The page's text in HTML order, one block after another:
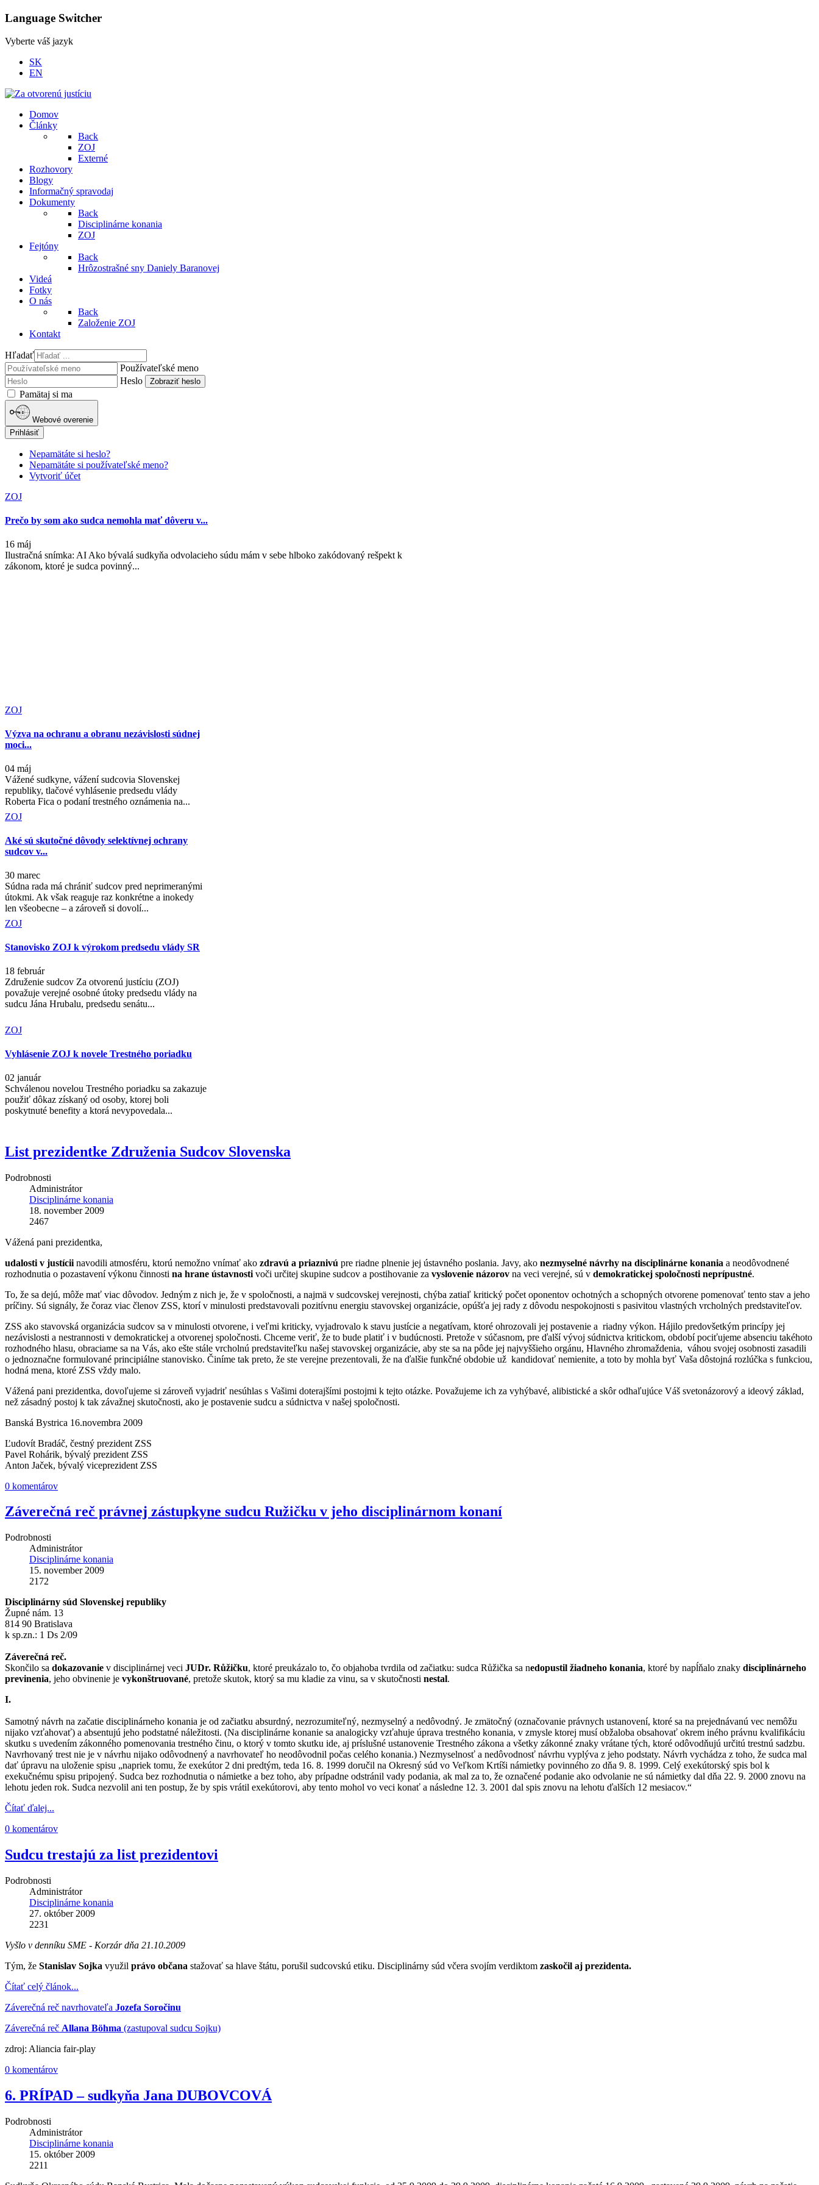
Language Switcher
Vyberte váš jazyk
SK
EN
Domov
Články
Back
ZOJ
Externé
Rozhovory
Blogy
Informačný spravodaj
Dokumenty
Back
Disciplinárne konania
ZOJ
Fejtóny
Back
Hrôzostrašné sny Daniely Baranovej
Videá
Fotky
O nás
Back
Založenie ZOJ
Kontakt
Hľadať
Používateľské meno
Heslo
Zobraziť heslo
Pamätaj si ma
Webové overenie
Prihlásiť
Nepamätáte si heslo?
Nepamätáte si používateľské meno?
Vytvoriť účet
ZOJ
Prečo by som ako sudca nemohla mať dôveru v...
16 máj
Ilustračná snímka: AI Ako bývalá sudkyňa odvolacieho súdu mám v sebe hlboko zakódovaný rešpekt k
zákonom, ktoré je sudca povinný...
ZOJ
Výzva na ochranu a obranu nezávislosti súdnej
moci...
04 máj
Vážené sudkyne, vážení sudcovia Slovenskej
republiky, tlačové vyhlásenie predsedu vlády
Roberta Fica o podaní trestného oznámenia na...
ZOJ
Aké sú skutočné dôvody selektívnej ochrany
sudcov v...
30 marec
Súdna rada má chrániť sudcov pred neprimeranými
útokmi. Ak však reaguje raz konkrétne a inokedy
len všeobecne – a zároveň si dovolí...
ZOJ
Stanovisko ZOJ k výrokom predsedu vlády SR
18 február
Združenie sudcov Za otvorenú justíciu (ZOJ)
považuje verejné osobné útoky predsedu vlády na
sudcu Jána Hrubalu, predsedu senátu...
ZOJ
Vyhlásenie ZOJ k novele Trestného poriadku
02 január
Schválenou novelou Trestného poriadku sa zakazuje
použiť dôkaz získaný od osoby, ktorej boli
poskytnuté benefity a ktorá nevypovedala...
List prezidentke Združenia Sudcov Slovenska
Podrobnosti
Administrátor
Disciplinárne konania
18. november 2009
2467
Vážená pani prezidentka,
udalosti v justícii navodili atmosféru, ktorú nemožno vnímať ako zdravú a priaznivú pre riadne plnenie jej ústavného poslania. Javy, ako nezmyselné návrhy na disciplinárne konania a neodôvodnené
rozhodnutia o pozastavení výkonu činnosti na hrane ústavnosti voči určitej skupine sudcov a postihovanie za vyslovenie názorov na veci verejné, sú v demokratickej spoločnosti neprípustné.
To, že sa dejú, môže mať viac dôvodov. Jedným z nich je, že v spoločnosti, a najmä v sudcovskej verejnosti, chýba zatiaľ kritický počet oponentov ochotných a schopných otvorene pomenovať tento stav a jeho
príčiny. Sú signály, že čoraz viac členov ZSS, ktorí v minulosti predstavovali pozitívnu energiu stavovskej organizácie, opúšťa jej rady z dôvodu nespokojnosti s pasivitou vlastných vrcholných predstaviteľov.
ZSS ako stavovská organizácia sudcov sa v minulosti otvorene, i veľmi kriticky, vyjadrovalo k stavu justície a negatívam, ktoré ohrozovali jej postavenie a riadny výkon. Hájilo predovšetkým princípy jej
nezávislosti a nestrannosti v demokratickej a otvorenej spoločnosti. Chceme veriť, že to bude platiť i v budúcnosti. Pretože v súčasnom, pre ďalší vývoj súdnictva kritickom, období pociťujeme absenciu takéhoto
rozhodného hlasu, obraciame sa na Vás, ako ešte stále vrcholnú predstaviteľku našej stavovskej organizácie, aby ste sa na pôde jej najvyššieho orgánu, Hlavného zhromaždenia, váhou svojej osobnosti zasadili
o jednoznačne formulované principiálne stanovisko. Činíme tak preto, že ste verejne prezentovali, že na ďalšie funkčné obdobie už kandidovať nemienite, a toto by mohla byť Vaša dôstojná rozlúčka s funkciou,
hodná mena, ktoré ZSS vždy malo.
Vážená pani prezidentka, dovoľujeme si zároveň vyjadriť nesúhlas s Vašimi doterajšími postojmi k tejto otázke. Považujeme ich za vyhýbavé, alibistické a skôr odhaľujúce Váš svetonázorový a ideový základ,
než zásadný postoj k tak závažnej skutočnosti, ako je postavenie sudcu a súdnictva v našej spoločnosti.
Banská Bystrica 16.novembra 2009
Ľudovít Bradáč, čestný prezident ZSS
Pavel Rohárik, bývalý prezident ZSS
Anton Jaček, bývalý viceprezident ZSS
0 komentárov
Záverečná reč právnej zástupkyne sudcu Ružičku v jeho disciplinárnom konaní
Podrobnosti
Administrátor
Disciplinárne konania
15. november 2009
2172
Disciplinárny súd Slovenskej republiky
Župné nám. 13
814 90 Bratislava
k sp.zn.: 1 Ds 2/09
Záverečná reč.
Skončilo sa dokazovanie v disciplinárnej veci JUDr. Růžičku, ktoré preukázalo to, čo objahoba tvrdila od začiatku: sudca Růžička sa nedopustil žiadneho konania, ktoré by napĺňalo znaky disciplinárneho
previnenia, jeho obvinenie je vykonštruované, pretože skutok, ktorý sa mu kladie za vinu, sa v skutočnosti nestal.
I.
Samotný návrh na začatie disciplinárneho konania je od začiatku absurdný, nezrozumiteľný, nezmyselný a nedôvodný. Je zmätočný (označovanie právnych ustanovení, ktoré sa na prejednávanú vec nemôžu
nijako vzťahovať) a absentujú jeho podstatné náležitosti. (Na disciplinárne konanie sa analogicky vzťahuje úprava trestného konania, v zmysle ktorej musí obžaloba obsahovať okrem iného právnu kvalifikáciu
skutku s uvedením zákonného pomenovania trestného činu, o ktorý v tomto skutku ide, aj príslušné ustanovenie Trestného zákona a všetky zákonné znaky vrátane tých, ktoré odôvodňujú určitú trestnú sadzbu.
Navrhovaný trest nie je v návrhu nijako odôvodnený a navrhovateľ ho neodôvodnil počas celého konania.) Nezmyselnosť a nedôvodnosť návrhu vyplýva z jeho podstaty. Návrh vychádza z toho, že sudca mal
dať úpravu na uloženie spisu „napriek tomu, že exekútor 2 dni predtým, teda 16. 8. 1999 doručil na Okresný súd vo Veľkom Krtíši námietky povinného zo dňa 9. 8. 1999. Celý exekútorský spis bol k
exekučnému spisu pripojený. Sudca bez rozhodnutia o námietke a bez toho, aby prípadne odstránil vady podania, ak mal za to, že označené podanie ako odvolanie ne sú námietky dal dňa 22. 9. 2000 znovu na
lehotu jeden rok. Sudca nezvolil ani ten postup, že by spis vrátil exekútorovi, aby tento mohol vo veci konať a následne 12. 3. 2001 dal spis znovu na lehotu ďalších 12 mesiacov.“
Čítať ďalej...
0 komentárov
Sudcu trestajú za list prezidentovi
Podrobnosti
Administrátor
Disciplinárne konania
27. október 2009
2231
Vyšlo v denníku SME - Korzár dňa 21.10.2009
Tým, že Stanislav Sojka využil právo občana stažovať sa hlave štátu, porušil sudcovskú etiku. Disciplinárny súd včera svojím verdiktom zaskočil aj prezidenta.
Čítať celý článok...
Záverečná reč navrhovateľa Jozefa Soročinu
Záverečná reč Allana Böhma (zastupoval sudcu Sojku)
zdroj: Aliancia fair-play
0 komentárov
6. PRÍPAD – sudkyňa Jana DUBOVCOVÁ
Podrobnosti
Administrátor
Disciplinárne konania
15. október 2009
2211